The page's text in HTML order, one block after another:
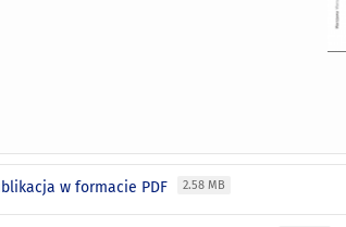
w formacie PDF 2.58 MB